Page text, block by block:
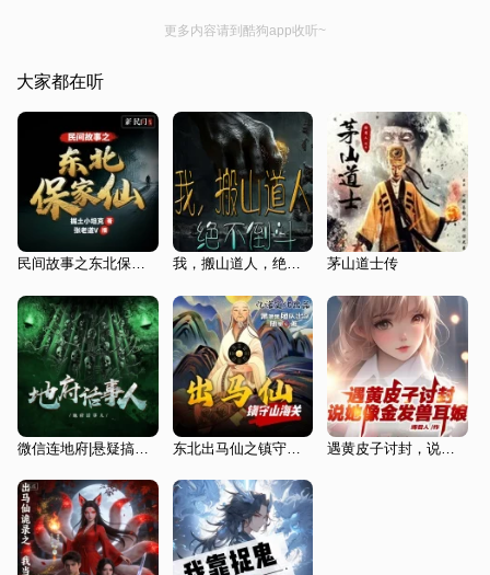
更多内容请到酷狗app收听~
大家都在听
民间故事之东北保家仙|悬疑灵异&诡怪奇谈|多人有声剧 我，搬山道人，绝不倒斗 茅山道士传
东北出马仙之镇守山海关/多人/爆笑/灵异 遇黄皮子讨封，说她像金发兽耳娘（上部完）